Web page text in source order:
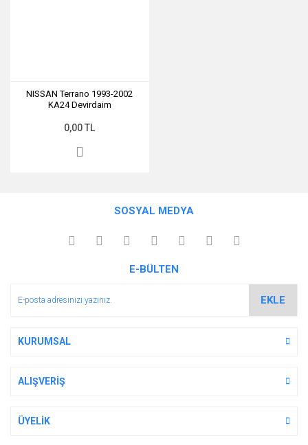
NISSAN Terrano 1993-2002
KA24 Devirdaim
0,00 TL
SOSYAL MEDYA
E-BÜLTEN
EKLE
KURUMSAL
ALIŞVERİŞ
ÜYELİK